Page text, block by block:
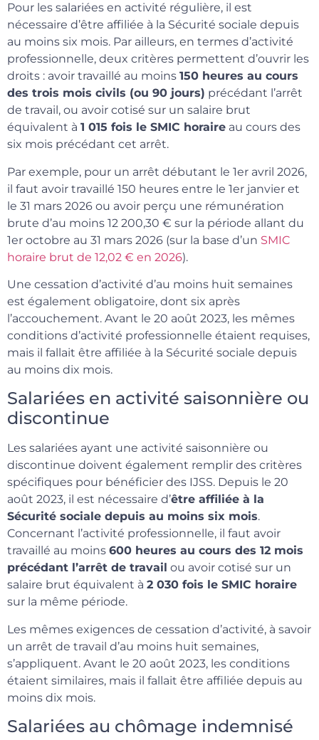
Pour les salariées en activité régulière, il est
nécessaire d’être affiliée à la Sécurité sociale depuis
au moins six mois. Par ailleurs, en termes d’activité
professionnelle, deux critères permettent d’ouvrir les
droits : avoir travaillé au moins 150 heures au cours
des trois mois civils (ou 90 jours) précédant l’arrêt
de travail, ou avoir cotisé sur un salaire brut
équivalent à 1 015 fois le SMIC horaire au cours des
six mois précédant cet arrêt.
Par exemple, pour un arrêt débutant le 1er avril 2026,
il faut avoir travaillé 150 heures entre le 1er janvier et
le 31 mars 2026 ou avoir perçu une rémunération
brute d’au moins 12 200,30 € sur la période allant du
1er octobre au 31 mars 2026 (sur la base d’un SMIC
horaire brut de 12,02 € en 2026).
Une cessation d’activité d’au moins huit semaines
est également obligatoire, dont six après
l’accouchement. Avant le 20 août 2023, les mêmes
conditions d’activité professionnelle étaient requises,
mais il fallait être affiliée à la Sécurité sociale depuis
au moins dix mois.
Salariées en activité saisonnière ou
discontinue
Les salariées ayant une activité saisonnière ou
discontinue doivent également remplir des critères
spécifiques pour bénéficier des IJSS. Depuis le 20
août 2023, il est nécessaire d’être affiliée à la
Sécurité sociale depuis au moins six mois.
Concernant l’activité professionnelle, il faut avoir
travaillé au moins 600 heures au cours des 12 mois
précédant l’arrêt de travail ou avoir cotisé sur un
salaire brut équivalent à 2 030 fois le SMIC horaire
sur la même période.
Les mêmes exigences de cessation d’activité, à savoir
un arrêt de travail d’au moins huit semaines,
s’appliquent. Avant le 20 août 2023, les conditions
étaient similaires, mais il fallait être affiliée depuis au
moins dix mois.
Salariées au chômage indemnisé